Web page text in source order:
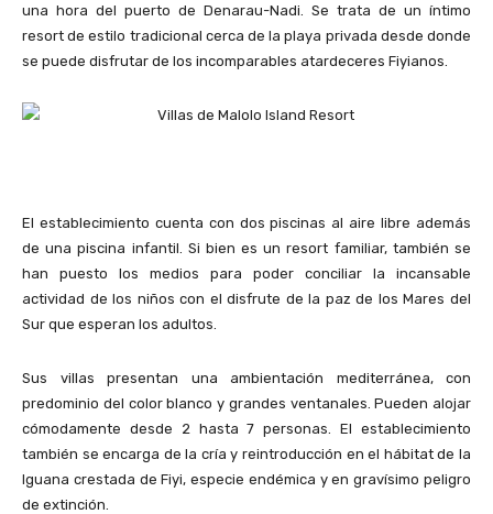
una hora del puerto de Denarau-Nadi. Se trata de un íntimo
resort de estilo tradicional cerca de la playa privada desde donde
se puede disfrutar de los incomparables atardeceres Fiyianos.
El establecimiento cuenta con dos piscinas al aire libre además
de una piscina infantil. Si bien es un resort familiar, también se
han puesto los medios para poder conciliar la incansable
actividad de los niños con el disfrute de la paz de los Mares del
Sur que esperan los adultos.
Sus villas presentan una ambientación mediterránea, con
predominio del color blanco y grandes ventanales. Pueden alojar
cómodamente desde 2 hasta 7 personas. El establecimiento
también se encarga de la cría y reintroducción en el hábitat de la
Iguana crestada de Fiyi, especie endémica y en gravísimo peligro
de extinción.